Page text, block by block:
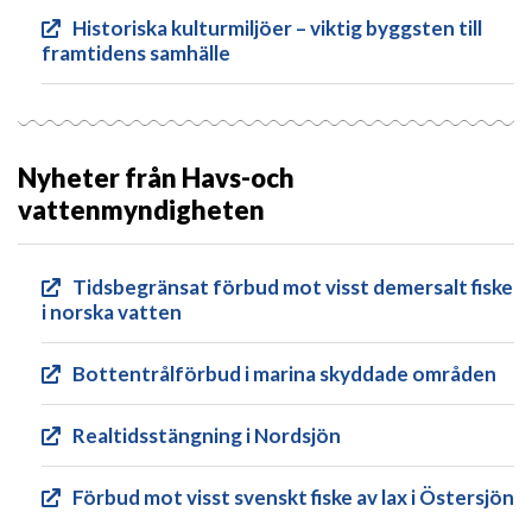
Historiska kulturmiljöer – viktig byggsten till
framtidens samhälle
Nyheter från Havs-och
vattenmyndigheten
Tidsbegränsat förbud mot visst demersalt fiske
i norska vatten
Bottentrålförbud i marina skyddade områden
Realtids­stängning i Nordsjön
Förbud mot visst svenskt fiske av lax i Östersjön